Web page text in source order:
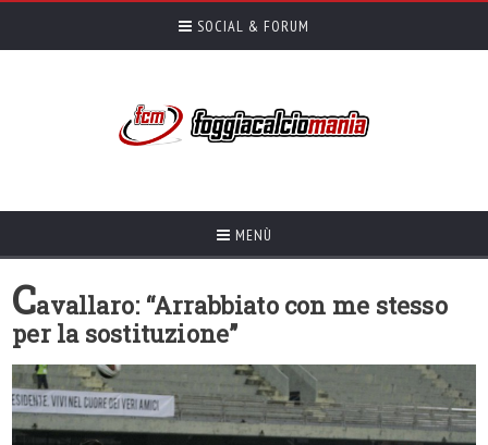
SOCIAL & FORUM
MENÙ
Cavallaro: “Arrabbiato con me stesso
per la sostituzione”